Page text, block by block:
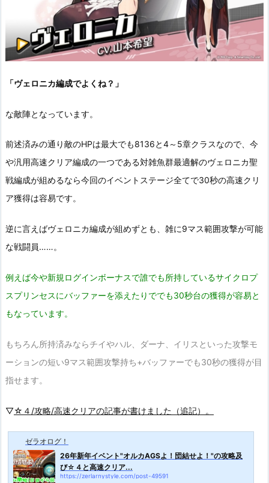
「ヴェロニカ編成でよくね？」
な敵陣となっています。
前述済みの通り敵のHPは最大でも8136と4～5章クラスなので、今
や汎用高速クリア編成の一つである対雑魚群最適解のヴェロニカ聖
戦編成が組めるなら今回のイベントステージ全てで30秒の高速クリ
ア獲得は容易です。
逆に言えばヴェロニカ編成が組めずとも、雑に9マス範囲攻撃が可能
な戦闘員……。
例えば今や新規ログインボーナスで誰でも所持しているサイクロプ
スプリンセスにバッファーを添えたりででも30秒台の獲得が容易と
もなっています。
もちろん所持済みならチイやハル、ダーナ、イリスといった攻撃モ
ーションの短い9マス範囲攻撃持ち+バッファーでも30秒の獲得が目
指せます。
▽☆４/攻略/高速クリアの記事が書けました（追記）。
ゼラオログ！
26年新年イベント"オルカAGSよ！団結せよ！"の攻略及
び☆４と高速クリア...
https://zerlarnystyle.com/post-49591